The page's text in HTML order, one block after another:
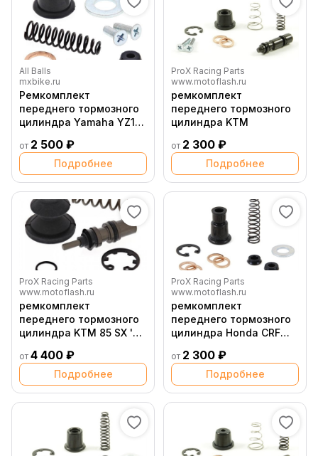
All Balls
mxbike.ru
Ремкомплект
переднего тормозного
цилиндра Yamaha YZ125
Kawasaki KX65 00 20
от 2 500 ₽
Подробнее
ProX Racing Parts
www.motoflash.ru
ремкомплект
переднего тормозного
цилиндра KTM
от 2 300 ₽
Подробнее
ProX Racing Parts
www.motoflash.ru
ремкомплект
переднего тормозного
цилиндра KTM 85 SX '05
от 4 400 ₽
Подробнее
ProX Racing Parts
www.motoflash.ru
ремкомплект
переднего тормозного
цилиндра Honda CRF
от 2 300 ₽
Подробнее